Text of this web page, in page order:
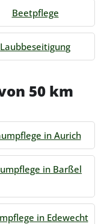
Beetpflege
Laubbeseitigung
50 km
in Aurich
in Barßel
in Edewecht